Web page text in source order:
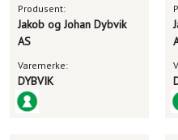
Produsent:
Jakob og Johan Dybvik
AS
Varemerke:
DYBVIK